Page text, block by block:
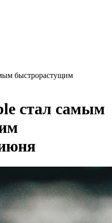
быстрорастущим
стал самым